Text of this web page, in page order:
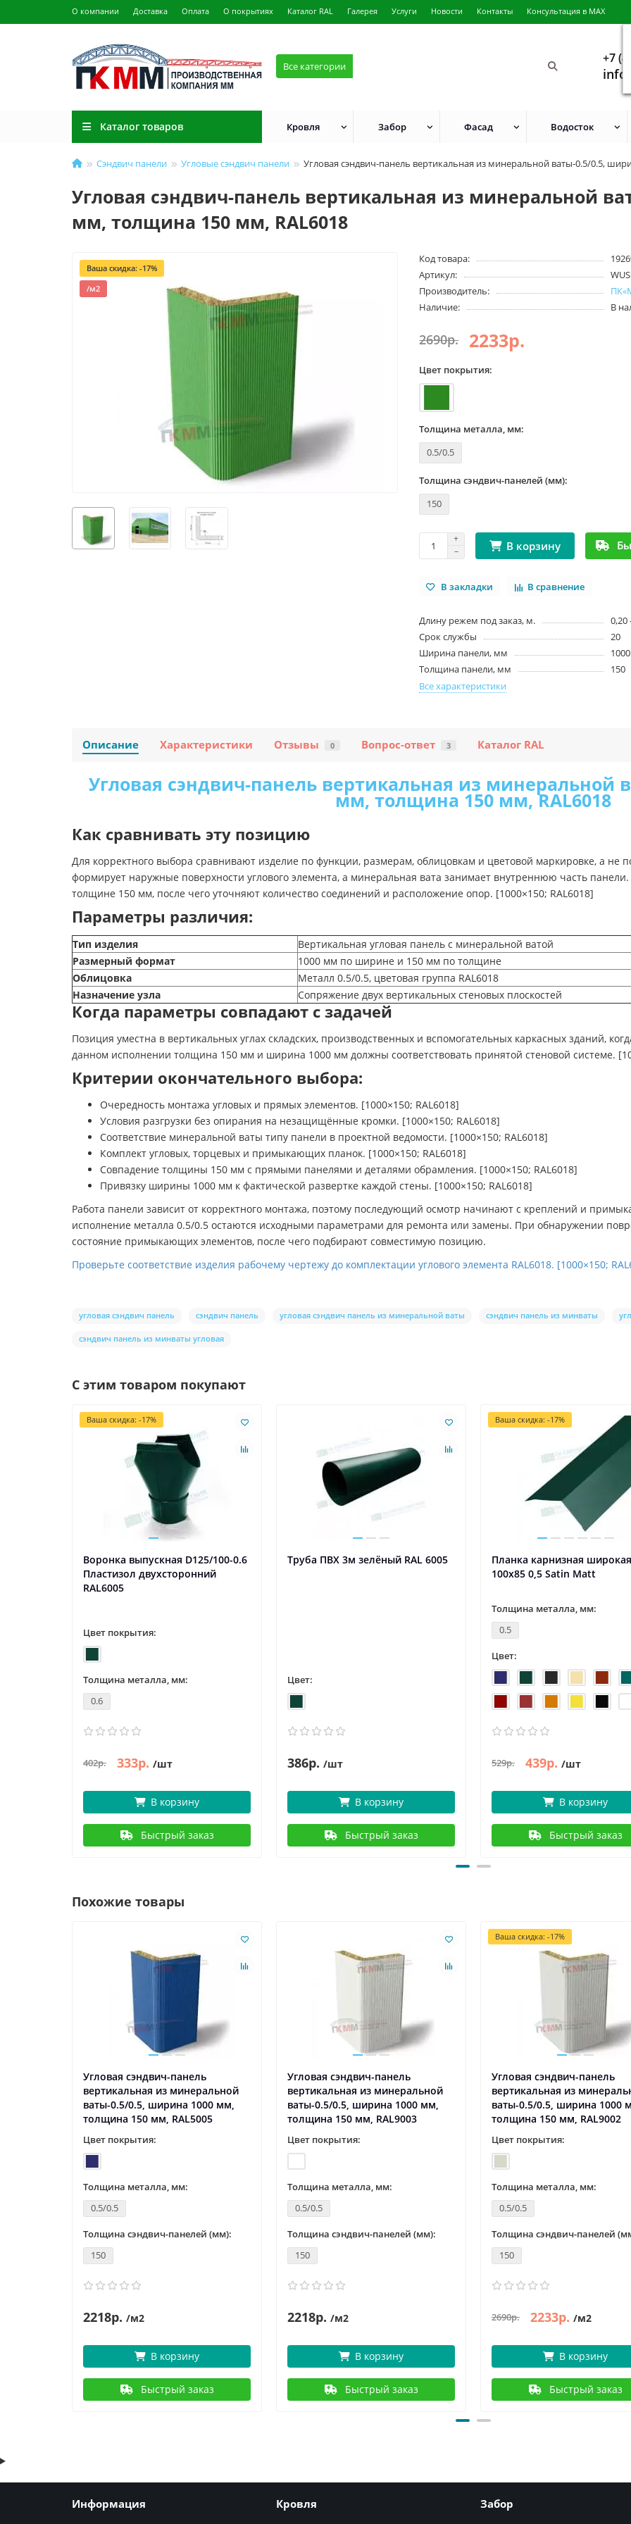
О компании Доставка Оплата О покрытиях Каталог RAL Галерея Услуги Новости Контакты Консультация в MAX
Все категории
+7
Каталог товаров Кровля Забор Фасад Водосток
Сэндвич панели Угловые сэндвич панели Угловая сэндвич-панель вертикальная из минеральной ваты-0.5/0.5,
Угловая сэндвич-панель вертикальная из минеральной
мм, толщина 150 мм, RAL6018
Ваша скидка: -17%
/м2
Код товара:
Артикул:
Производитель:
Наличие:
В
2690р. 2233р.
Цвет покрытия:
Толщина металла, мм:
0.5/0.5
Толщина сэндвич-панелей (мм):
150
В корзину
В закладки В сравнение
Длину режем под заказ, м.
0,20
Срок службы
20
Ширина панели, мм
1000
Толщина панели, мм
150
Все характеристики
Описание Характеристики Отзывы 0 Вопрос-ответ 3 Каталог RAL
Угловая сэндвич-панель вертикальная из минеральной
мм, толщина 150 мм, RAL6018
Как сравнивать эту позицию
Для корректного выбора сравнивают изделие по функции, размерам, облицовкам и цветовой маркировке, а не
формирует наружные поверхности углового элемента, а минеральная вата занимает внутреннюю часть
толщине 150 мм, после чего уточняют количество соединений и расположение опор. [1000×150; RAL6018]
Параметры различия:
Тип изделия
Вертикальная угловая панель с минеральной ватой
Размерный формат
1000 мм по ширине и 150 мм по толщине
Облицовка
Металл 0.5/0.5, цветовая группа RAL6018
Назначение узла
Сопряжение двух вертикальных стеновых плоскостей
Когда параметры совпадают с задачей
Позиция уместна в вертикальных углах складских, производственных и вспомогательных каркасных зданий,
данном исполнении толщина 150 мм и ширина 1000 мм должны соответствовать принятой стеновой системе.
Критерии окончательного выбора:
Очередность монтажа угловых и прямых элементов. [1000×150; RAL6018]
Условия разгрузки без опирания на незащищённые кромки. [1000×150; RAL6018]
Соответствие минеральной ваты типу панели в проектной ведомости. [1000×150; RAL6018]
Комплект угловых, торцевых и примыкающих планок. [1000×150; RAL6018]
Совпадение толщины 150 мм с прямыми панелями и деталями обрамления. [1000×150; RAL6018]
Привязку ширины 1000 мм к фактической развертке каждой стены. [1000×150; RAL6018]
Работа панели зависит от корректного монтажа, поэтому последующий осмотр начинают с креплений и
исполнение металла 0.5/0.5 остаются исходными параметрами для ремонта или замены. При обнаружении
состояние примыкающих элементов, после чего подбирают совместимую позицию.
Проверьте соответствие изделия рабочему чертежу до комплектации углового элемента RAL6018. [1000×150;
угловая сэндвич панель сэндвич панель угловая сэндвич панель из минеральной ваты сэндвич панель из минваты
сэндвич панель из минваты угловая
С этим товаром покупают
Ваша скидка: -17%
Воронка выпускная D125/100-0.6
Пластизол двухсторонний
RAL6005
Цвет покрытия:
Толщина металла, мм:
0.6
402р. 333р. /шт
В корзину
Быстрый заказ
Труба ПВХ 3м зелёный RAL 6005
Цвет:
386р. /шт
В корзину
Быстрый заказ
Ваша скидка: -17%
Планка карнизная широкая
100х85 0,5 Satin Мatt
Толщина металла, мм:
0.5
Цвет:
529р. 439р. /шт
В корзину
Быстрый заказ
Похожие товары
Угловая сэндвич-панель
вертикальная из минеральной
ваты-0.5/0.5, ширина 1000 мм,
толщина 150 мм, RAL5005
Цвет покрытия:
Толщина металла, мм:
0.5/0.5
Толщина сэндвич-панелей (мм):
150
2218р. /м2
В корзину
Быстрый заказ
Угловая сэндвич-панель
вертикальная из минеральной
ваты-0.5/0.5, ширина 1000 мм,
толщина 150 мм, RAL9003
Цвет покрытия:
Толщина металла, мм:
0.5/0.5
Толщина сэндвич-панелей (мм):
150
2218р. /м2
В корзину
Быстрый заказ
Ваша скидка: -17%
Угловая сэндвич-панель
вертикальная из
ваты-0.5/0.5, ширина 1000
толщина 150 мм, RAL9002
Цвет покрытия:
Толщина металла, мм:
0.5/0.5
Толщина сэндвич-панелей
150
2690р. 2233р. /м2
В корзину
Быстрый заказ
Информация Кровля Забор